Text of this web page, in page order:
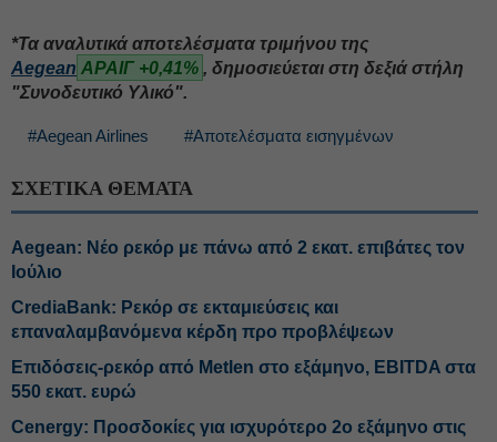
*Τα αναλυτικά αποτελέσματα τριμήνου της
Aegean ΑΡΑΙΓ +0,41% , δημοσιεύεται στη δεξιά στήλη
"Συνοδευτικό Υλικό".
#Aegean Airlines #Αποτελέσματα εισηγμένων
ΣΧΕΤΙΚΑ ΘΕΜΑΤΑ
Aegean: Νέο ρεκόρ με πάνω από 2 εκατ. επιβάτες τον
Ιούλιο
CrediaBank: Ρεκόρ σε εκταμιεύσεις και
επαναλαμβανόμενα κέρδη προ προβλέψεων
Επιδόσεις-ρεκόρ από Metlen στο εξάμηνο, EBITDA στα
550 εκατ. ευρώ
Cenergy: Προσδοκίες για ισχυρότερο 2ο εξάμηνο στις